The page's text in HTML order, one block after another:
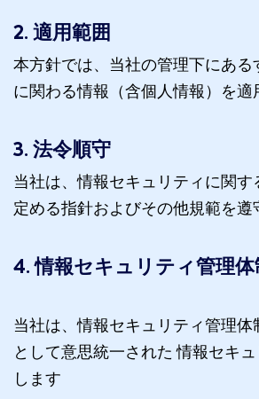
2. 適用範囲
本方針では、当社の管理下にある
に関わる情報（含個人情報）を適
3. 法令順守
当社は、情報セキュリティに関す
定める指針およびその他規範を遵
4. 情報セキュリティ管理
当社は、情報セキュリティ管理体
として意思統一された 情報セキ
します